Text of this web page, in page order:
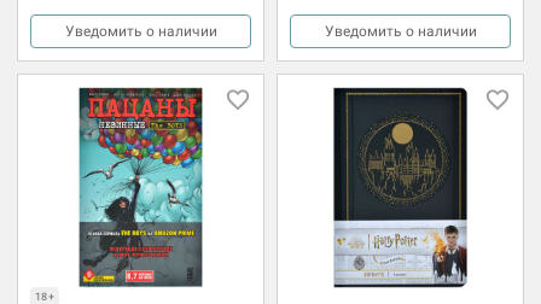
Уведомить о наличии Уведомить о наличии
18+